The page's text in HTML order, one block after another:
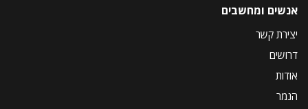
אנשים ומחשבים
יצירת קשר
דרושים
אודות
הנמר